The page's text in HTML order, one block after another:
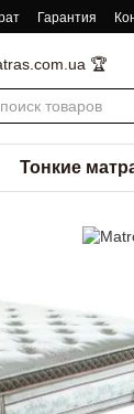
Гарантия
🏆
Тонкие